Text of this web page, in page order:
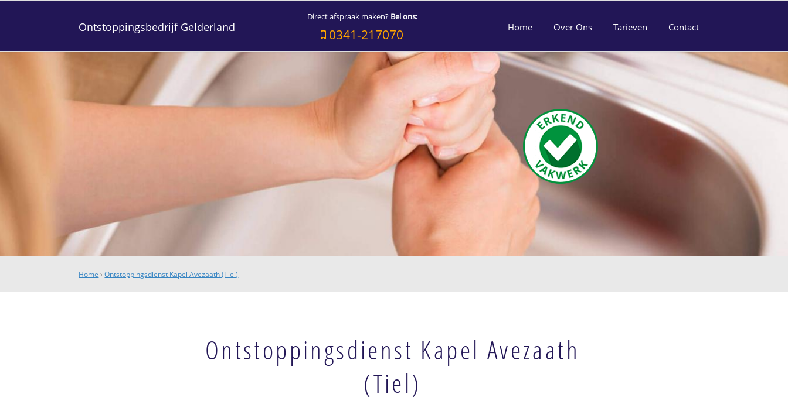
Ontstoppingsbedrijf Gelderland
Direct afspraak maken? Bel ons:
0341-217070 Home Over Ons Tarieven Contact
Home ›Ontstoppingsdienst Kapel Avezaath (Tiel)
Ontstoppingsdienst Kapel Avezaath
(Tiel)